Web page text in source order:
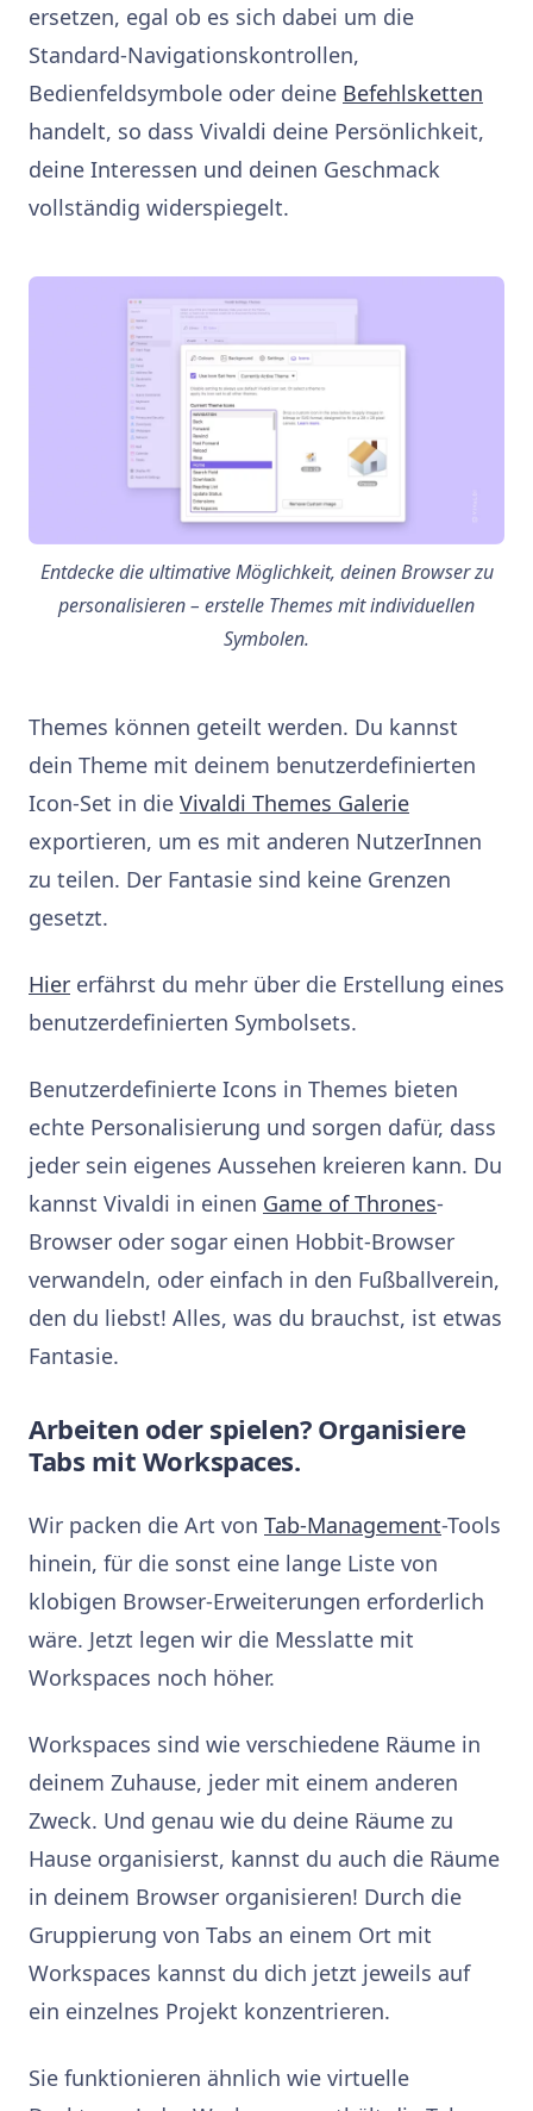
ersetzen, egal ob es sich dabei um die
Standard-Navigationskontrollen,
Bedienfeldsymbole oder deine Befehlsketten
handelt, so dass Vivaldi deine Persönlichkeit,
deine Interessen und deinen Geschmack
vollständig widerspiegelt.
Entdecke die ultimative Möglichkeit, deinen Browser zu
personalisieren – erstelle Themes mit individuellen
Symbolen.
Themes können geteilt werden. Du kannst
dein Theme mit deinem benutzerdefinierten
Icon-Set in die Vivaldi Themes Galerie
exportieren, um es mit anderen NutzerInnen
zu teilen. Der Fantasie sind keine Grenzen
gesetzt.
Hier erfährst du mehr über die Erstellung eines
benutzerdefinierten Symbolsets.
Benutzerdefinierte Icons in Themes bieten
echte Personalisierung und sorgen dafür, dass
jeder sein eigenes Aussehen kreieren kann. Du
kannst Vivaldi in einen Game of Thrones-
Browser oder sogar einen Hobbit-Browser
verwandeln, oder einfach in den Fußballverein,
den du liebst! Alles, was du brauchst, ist etwas
Fantasie.
Arbeiten oder spielen? Organisiere
Tabs mit Workspaces.
Wir packen die Art von Tab-Management-Tools
hinein, für die sonst eine lange Liste von
klobigen Browser-Erweiterungen erforderlich
wäre. Jetzt legen wir die Messlatte mit
Workspaces noch höher.
Workspaces sind wie verschiedene Räume in
deinem Zuhause, jeder mit einem anderen
Zweck. Und genau wie du deine Räume zu
Hause organisierst, kannst du auch die Räume
in deinem Browser organisieren! Durch die
Gruppierung von Tabs an einem Ort mit
Workspaces kannst du dich jetzt jeweils auf
ein einzelnes Projekt konzentrieren.
Sie funktionieren ähnlich wie virtuelle